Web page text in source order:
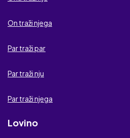
Twinting
On traži njega
Par traži par
Par traži nju
Par traži njega
Lovino